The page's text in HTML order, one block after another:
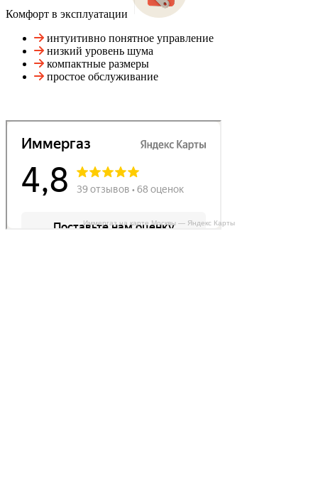
Комфорт в эксплуатации
интуитивно понятное управление
низкий уровень шума
компактные размеры
простое обслуживание
Иммергаз на карте Москвы — Яндекс Карты